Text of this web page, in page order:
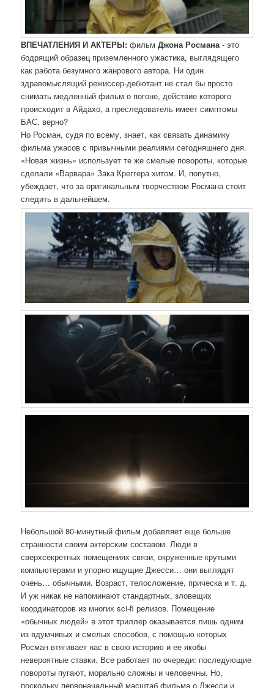
ВПЕЧАТЛЕНИЯ И АКТЕРЫ: фильмДжона Росмана - это
бодрящий образец приземленного ужастика, выглядящего
как работа безумного жанрового автора. Ни один
здравомыслящий режиссер-дебютант не стал бы просто
снимать медленный фильм о погоне, действие которого
происходит в Айдахо, а преследователь имеет симптомы
БАС, верно?
Но Росман, судя по всему, знает, как связать динамику
фильма ужасов с привычными реалиями сегодняшнего дня.
«Новая жизнь» использует те же смелые повороты, которые
сделали «Варвара» Зака ​​Креггера хитом. И, попутно,
убеждает, что за оригинальным творчеством Росмана стоит
следить в дальнейшем.
Небольшой 80-минутный фильм добавляет еще больше
странности своим актерским составом. Люди в
сверхсекретных помещениях связи, окруженные крутыми
компьютерами и упорно ищущие Джесси… они выглядят
очень… обычными. Возраст, телосложение, прическа и т. д.
И уж никак не напоминают стандартных, зловещих
координаторов из многих sci-fi релизов. Помещение
«обычных людей» в этот триллер оказывается лишь одним
из вдумчивых и смелых способов, с помощью которых
Росман втягивает нас в свою историю и ее якобы
невероятные ставки. Все работает по очереди: последующие
повороты пугают, морально сложны и человечны. Но,
поскольку первоначальный масштаб фильма о Джесси и